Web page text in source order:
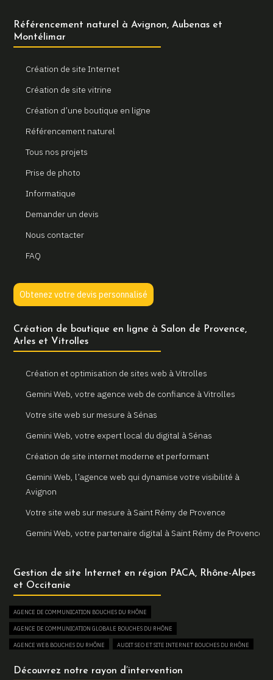
Référencement naturel à Avignon, Aubenas et
Montélimar
Création de site Internet
Création de site vitrine
Création d’une boutique en ligne
Référencement naturel
Tous nos projets
Prise de photo
Informatique
Demander un devis
Nous contacter
FAQ
Obtenez votre devis personnalisé
Création de boutique en ligne à Salon de Provence,
Arles et Vitrolles
Création et optimisation de sites web à Vitrolles
Gemini Web, votre agence web de confiance à Vitrolles
Votre site web sur mesure à Sénas
Gemini Web, votre expert local du digital à Sénas
Création de site internet moderne et performant
Gemini Web, l’agence web qui dynamise votre visibilité à
Avignon
Votre site web sur mesure à Saint Rémy de Provence
Gemini Web, votre partenaire digital à Saint Rémy de Provence
Votre agence web locale Gemini Web à Arles
Création et refonte de sites internet à Martigues
Gemini Web, votre agence web à Martigues
Un site web sur mesure pour votre activité à Aix en Provence
Provence
Gestion de site Internet en région PACA, Rhône-Alpes
et Occitanie
AGENCE DE COMMUNICATION BOUCHES DU RHÔNE
AGENCE DE COMMUNICATION GLOBALE BOUCHES DU RHÔNE
AGENCE WEB BOUCHES DU RHÔNE AUDIT SEO ET SITE INTERNET BOUCHES DU RHÔNE
Découvrez notre rayon d’intervention